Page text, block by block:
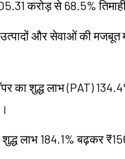
करोड़ से 68.5% तिमाही-
और सेवाओं की मजबूत
का शुद्ध लाभ (PAT)
लाभ 184.1% बढ़कर